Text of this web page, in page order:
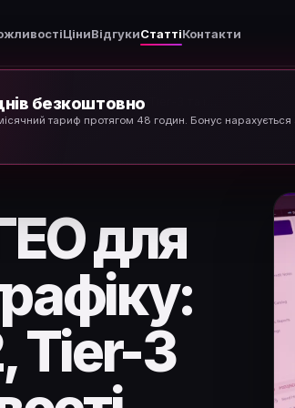
ЦіниВідгукиСтаттіКонтакти
для
Tier-3
безкоштовно
тариф протягом 48 годин. Бонус нарахується